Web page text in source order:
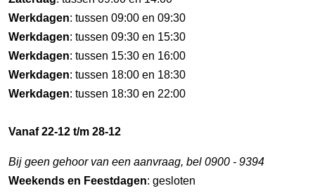
Werkdagen: tussen 09:00 en 09:30
Werkdagen: tussen 09:30 en 15:30
Werkdagen: tussen 15:30 en 16:00
Werkdagen: tussen 18:00 en 18:30
Werkdagen: tussen 18:30 en 22:00
Vanaf 22-12 t/m 28-12
Bij geen gehoor van een aanvraag, bel 0900 - 9394
Weekends en Feestdagen: gesloten